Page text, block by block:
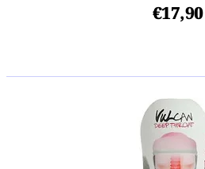
€17,90